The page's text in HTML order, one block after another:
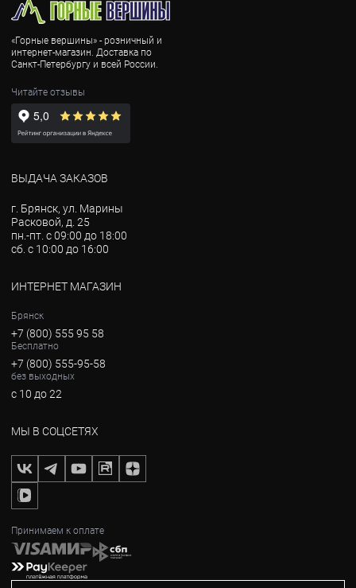
«Горные вершины» - розничный и
интернет-магазин. Доставка по
Санкт-Петербургу и всей России.
Читайте отзывы
ВЫДАЧА ЗАКАЗОВ
г. Брянск, ул. Марины
Расковой, д. 25
пн.-пт. с 09:00 до 18:00
сб. с 10:00 до 16:00
ИНТЕРНЕТ МАГАЗИН
Брянск
+7 (800) 555 95 58
Бесплатно
+7 (800) 555-95-58
без выходных
с 10 до 22
МЫ В СОЦСЕТЯХ
Принимаем к оплате